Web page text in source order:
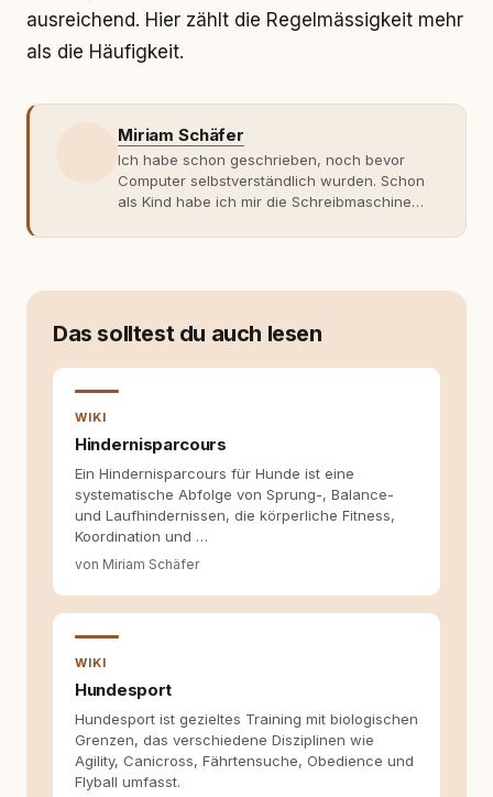
ausreichend. Hier zählt die Regelmässigkeit mehr
als die Häufigkeit.
Miriam Schäfer
Ich habe schon geschrieben, noch bevor
Computer selbstverständlich wurden. Schon
als Kind habe ich mir die Schreibmaschine
getippt: Geschichten, Beobachtungen,
weniger guten Erfahrungen. Umso mehr hat
erlebt habe, wie verantwortungsvoll und
bewusst gute Hundehaltung funktionieren
als Content Managerin an vielen Stellen
beteiligt, an denen aus Ideen fertige Beiträge
werden. Ich recherchiere Themen, plane
Inhalte, schreibe Artikel, begleite Gastbeiträge
redaktionell, veröffentliche Texte und betreue
die Social-Media-Kanäle. Mein Blick richtet
Welche Themen sind relevant? Welche
Inhalte so aufbereiten, dass sie verständlich,
hilfreich sind? Ich glaube, dass Emotionen
allein nicht ausreichen. Gute Entscheidungen
entstehen dort, wo Information,
Selbstreflexion und Bereitschaft zum
Hinterfragen zusammenkommen. Mit meinen
Texten möchte ich genau dazu beitragen.
Das solltest du auch lesen
WIKI
Hindernisparcours
Ein Hindernisparcours für Hunde ist eine
systematische Abfolge von Sprung-, Balance-
und Laufhindernissen, die körperliche Fitness,
Koordination und …
von Miriam Schäfer
WIKI
Hundesport
Hundesport ist gezieltes Training mit biologischen
Grenzen, das verschiedene Disziplinen wie
Agility, Canicross, Fährtensuche, Obedience und
Flyball umfasst.